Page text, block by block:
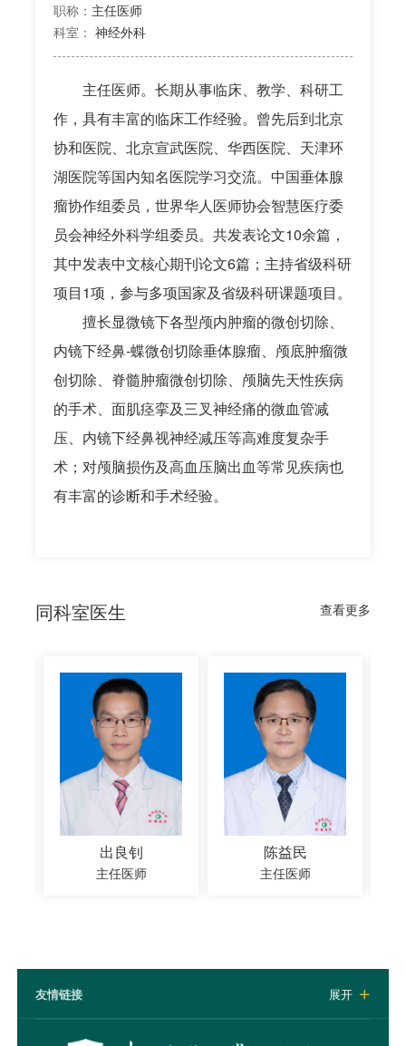
职称： 主任医师
科室： 神经外科
主任医师。长期从事临床、教学、科研工
作，具有丰富的临床工作经验。曾先后到北京
协和医院、北京宣武医院、华西医院、天津环
湖医院等国内知名医院学习交流。中国垂体腺
瘤协作组委员，世界华人医师协会智慧医疗委
员会神经外科学组委员。共发表论文10余篇，
其中发表中文核心期刊论文6篇；主持省级科研
项目1项，参与多项国家及省级科研课题项目。
擅长显微镜下各型颅内肿瘤的微创切除、
内镜下经鼻-蝶微创切除垂体腺瘤、颅底肿瘤微
创切除、脊髓肿瘤微创切除、颅脑先天性疾病
的手术、面肌痉挛及三叉神经痛的微血管减
压、内镜下经鼻视神经减压等高难度复杂手
术；对颅脑损伤及高血压脑出血等常见疾病也
有丰富的诊断和手术经验。
同科室医生 查看更多
出良钊
主任医师
陈益民
主任医师
友情链接 展开 